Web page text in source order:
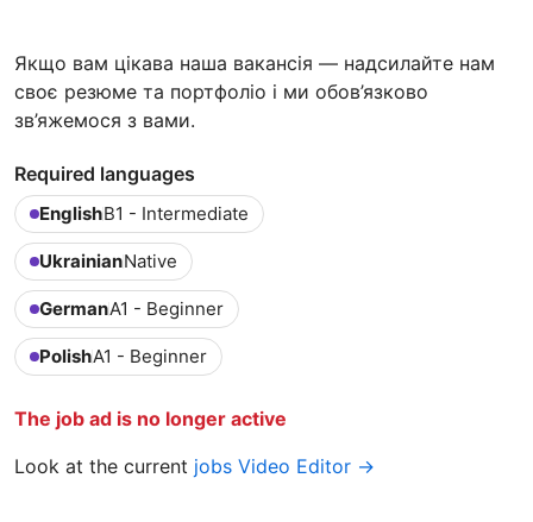
Якщо вам цікава наша вакансія — надсилайте нам
своє резюме та портфоліо і ми обов’язково
зв’яжемося з вами.
Required languages
EnglishB1 - Intermediate
UkrainianNative
GermanA1 - Beginner
PolishA1 - Beginner
The job ad is no longer active
Look at the current jobs Video Editor →